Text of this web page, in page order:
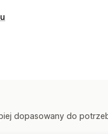
dopasowany do